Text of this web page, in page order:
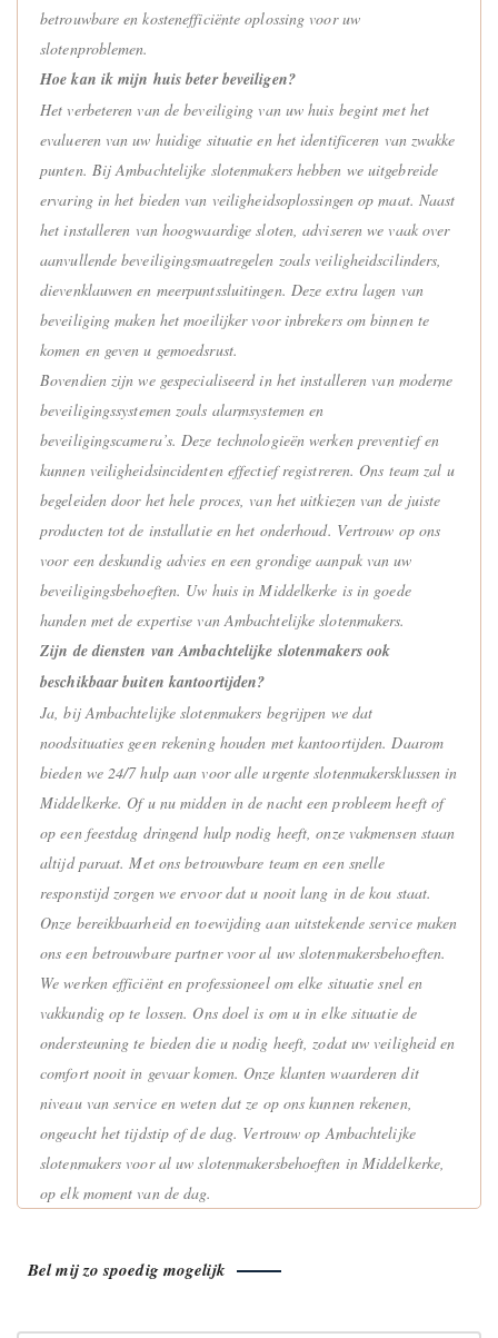
betrouwbare en kostenefficiënte oplossing voor uw
slotenproblemen.
Hoe kan ik mijn huis beter beveiligen?
Het verbeteren van de beveiliging van uw huis begint met het
evalueren van uw huidige situatie en het identificeren van zwakke
punten. Bij Ambachtelijke slotenmakers hebben we uitgebreide
ervaring in het bieden van veiligheidsoplossingen op maat. Naast
het installeren van hoogwaardige sloten, adviseren we vaak over
aanvullende beveiligingsmaatregelen zoals veiligheidscilinders,
dievenklauwen en meerpuntssluitingen. Deze extra lagen van
beveiliging maken het moeilijker voor inbrekers om binnen te
komen en geven u gemoedsrust.
Bovendien zijn we gespecialiseerd in het installeren van moderne
beveiligingssystemen zoals alarmsystemen en
beveiligingscamera’s. Deze technologieën werken preventief en
kunnen veiligheidsincidenten effectief registreren. Ons team zal u
begeleiden door het hele proces, van het uitkiezen van de juiste
producten tot de installatie en het onderhoud. Vertrouw op ons
voor een deskundig advies en een grondige aanpak van uw
beveiligingsbehoeften. Uw huis in Middelkerke is in goede
handen met de expertise van Ambachtelijke slotenmakers.
Zijn de diensten van Ambachtelijke slotenmakers ook
beschikbaar buiten kantoortijden?
Ja, bij Ambachtelijke slotenmakers begrijpen we dat
noodsituaties geen rekening houden met kantoortijden. Daarom
bieden we 24/7 hulp aan voor alle urgente slotenmakersklussen in
Middelkerke. Of u nu midden in de nacht een probleem heeft of
op een feestdag dringend hulp nodig heeft, onze vakmensen staan
altijd paraat. Met ons betrouwbare team en een snelle
responstijd zorgen we ervoor dat u nooit lang in de kou staat.
Onze bereikbaarheid en toewijding aan uitstekende service maken
ons een betrouwbare partner voor al uw slotenmakersbehoeften.
We werken efficiënt en professioneel om elke situatie snel en
vakkundig op te lossen. Ons doel is om u in elke situatie de
ondersteuning te bieden die u nodig heeft, zodat uw veiligheid en
comfort nooit in gevaar komen. Onze klanten waarderen dit
niveau van service en weten dat ze op ons kunnen rekenen,
ongeacht het tijdstip of de dag. Vertrouw op Ambachtelijke
slotenmakers voor al uw slotenmakersbehoeften in Middelkerke,
op elk moment van de dag.
Bel mij zo spoedig mogelijk